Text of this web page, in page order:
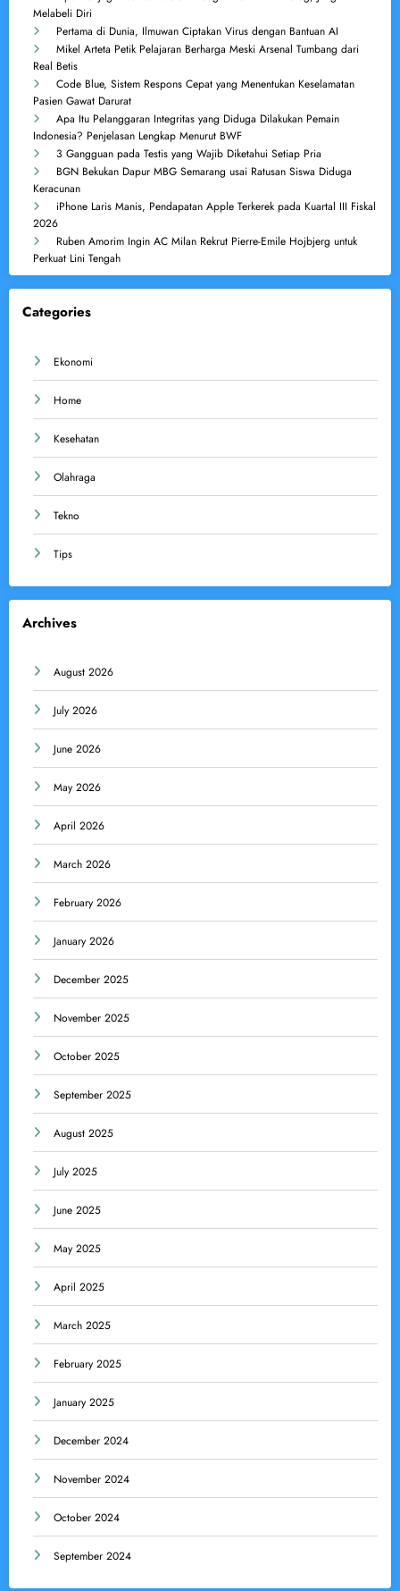
Melabeli Diri
Pertama di Dunia, Ilmuwan Ciptakan Virus dengan Bantuan AI
Mikel Arteta Petik Pelajaran Berharga Meski Arsenal Tumbang dari
Real Betis
Code Blue, Sistem Respons Cepat yang Menentukan Keselamatan
Pasien Gawat Darurat
Apa Itu Pelanggaran Integritas yang Diduga Dilakukan Pemain
Indonesia? Penjelasan Lengkap Menurut BWF
3 Gangguan pada Testis yang Wajib Diketahui Setiap Pria
BGN Bekukan Dapur MBG Semarang usai Ratusan Siswa Diduga
Keracunan
iPhone Laris Manis, Pendapatan Apple Terkerek pada Kuartal III Fiskal
2026
Ruben Amorim Ingin AC Milan Rekrut Pierre-Emile Hojbjerg untuk
Perkuat Lini Tengah
Categories
Ekonomi
Home
Kesehatan
Olahraga
Tekno
Tips
Archives
August 2026
July 2026
June 2026
May 2026
April 2026
March 2026
February 2026
January 2026
December 2025
November 2025
October 2025
September 2025
August 2025
July 2025
June 2025
May 2025
April 2025
March 2025
February 2025
January 2025
December 2024
November 2024
October 2024
September 2024